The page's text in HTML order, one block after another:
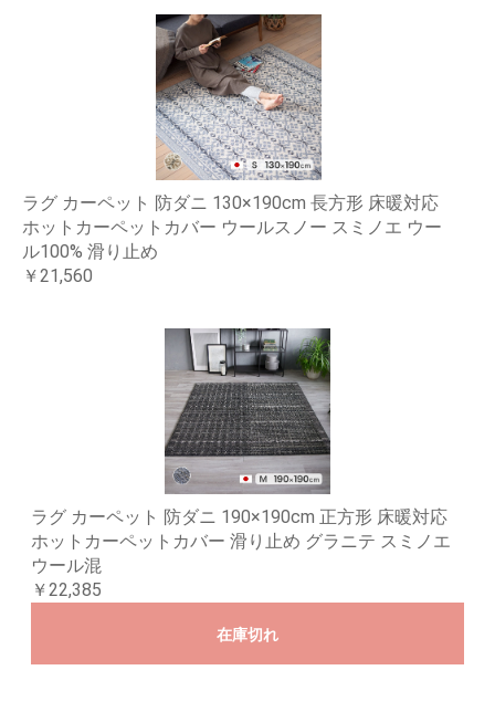
ラグ カーペット 防ダニ 130×190cm 長方形 床暖対応
ホットカーペットカバー ウールスノー スミノエ ウー
ル100% 滑り止め
￥21,560
ラグ カーペット 防ダニ 190×190cm 正方形 床暖対応
ホットカーペットカバー 滑り止め グラニテ スミノエ
ウール混
￥22,385
在庫切れ